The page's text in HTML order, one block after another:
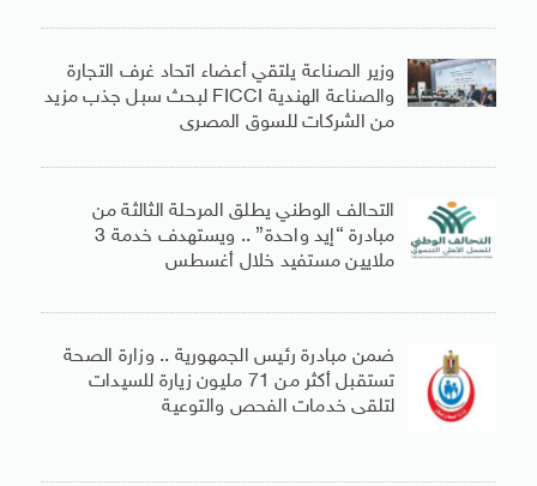
وزير الصناعة يلتقي أعضاء اتحاد غرف التجارة
والصناعة الهندية FICCI لبحث سبل جذب مزيد
من الشركات للسوق المصرى
التحالف الوطني يطلق المرحلة الثالثة من
مبادرة “إيد واحدة” .. ويستهدف خدمة 3
ملايين مستفيد خلال أغسطس
ضمن مبادرة رئيس الجمهورية .. وزارة الصحة
تستقبل أكثر من 71 مليون زيارة للسيدات
لتلقى خدمات الفحص والتوعية